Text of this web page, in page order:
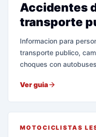
Accidentes
transporte
Informacion para
transporte publico,
choques con
Ver guia
MOTOCICLISTAS